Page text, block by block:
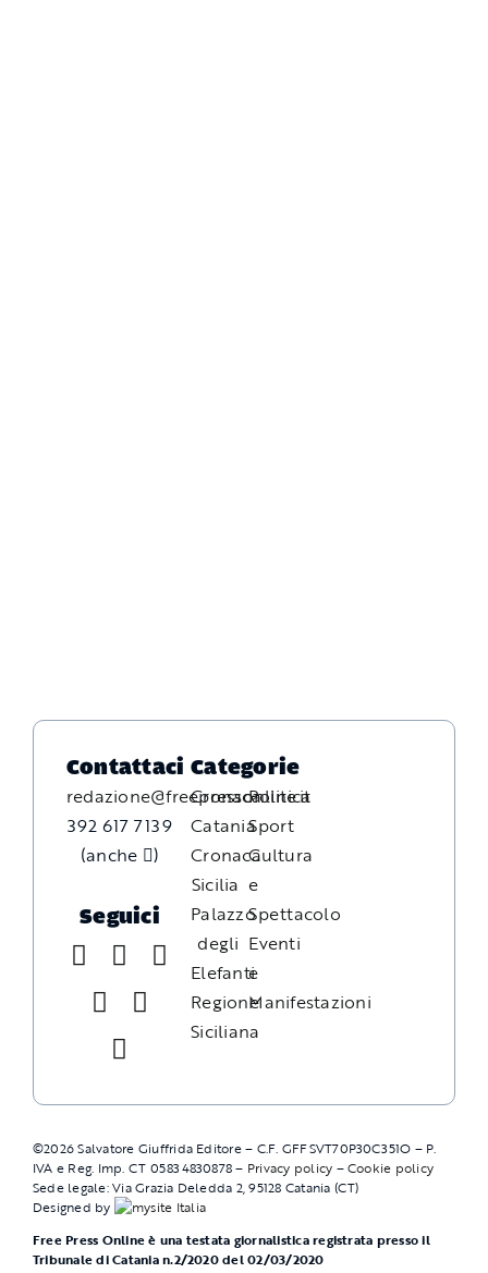
Contattaci
redazione@freepressonline.it
392 617 7139
(anche
)
Seguici
Categorie
Cronaca
Catania
Cronaca
Sicilia
Palazzo
degli
Elefanti
Regione
Siciliana
Politica
Sport
Cultura
e
Spettacolo
Eventi
e
Manifestazioni
©2026Salvatore Giuffrida Editore – C.F. GFFSVT70P30C351O – P.
IVA e Reg. Imp. CT 05834830878 – Privacy policy –Cookie policy
Sede legale: Via Grazia Deledda 2, 95128 Catania (CT)
Designed by
Free Press Online è una testata giornalistica registrata presso il
Tribunale di Catania n.2/2020 del 02/03/2020